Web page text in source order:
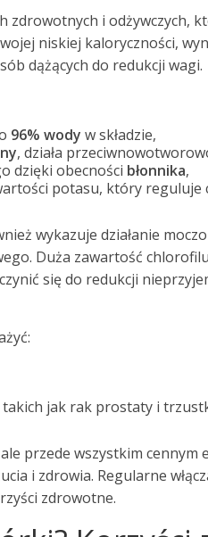
zdrowotnych i odżywczych,
niskiej kaloryczności,
dążących do redukcji wagi.
96% wody w składzie,
, działa
dzięki obecności błonnika,
potasu, który reguluje
wykazuje działanie
Duża zawartość
się do redukcji
jak rak prostaty i
przede wszystkim cennym
i zdrowia. Regularne
zdrowotne.